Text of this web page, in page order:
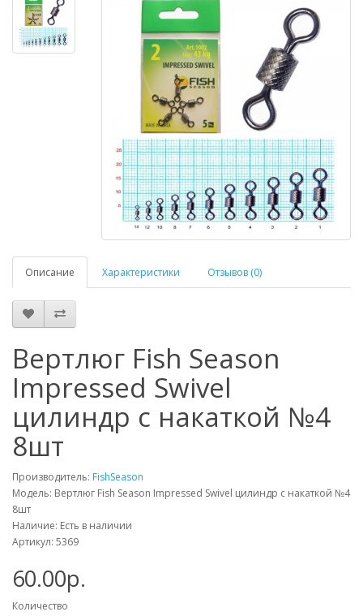
Описание Характеристики Отзывов (0)
Вертлюг Fish Season
Impressed Swivel
цилиндр с накаткой №4
8шт
Производитель: FishSeason
Модель: Вертлюг Fish Season Impressed Swivel цилиндр с накаткой №4
8шт
Наличие: Есть в наличии
Артикул: 5369
60.00р.
Количество